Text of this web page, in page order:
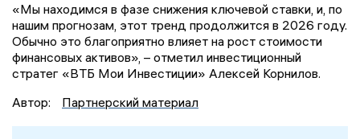
«Мы находимся в фазе снижения ключевой ставки, и, по
нашим прогнозам, этот тренд продолжится в 2026 году.
Обычно это благоприятно влияет на рост стоимости
финансовых активов», – отметил инвестиционный
стратег «ВТБ Мои Инвестиции» Алексей Корнилов.
Автор:
Партнерский материал